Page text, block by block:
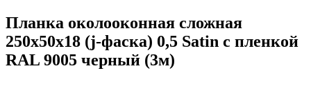
Планка околооконная сложная
250х50х18 (j-фаска) 0,5 Satin с пленкой
RAL 9005 черный (3м)